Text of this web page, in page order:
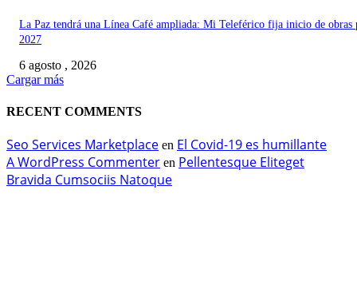
La Paz tendrá una Línea Café ampliada: Mi Teleférico fija inicio de obras
2027
6 agosto , 2026
Cargar más
RECENT COMMENTS
Seo Services Marketplace en El Covid-19 es humillante
A WordPress Commenter en Pellentesque Eliteget
Bravida Cumsociis Natoque